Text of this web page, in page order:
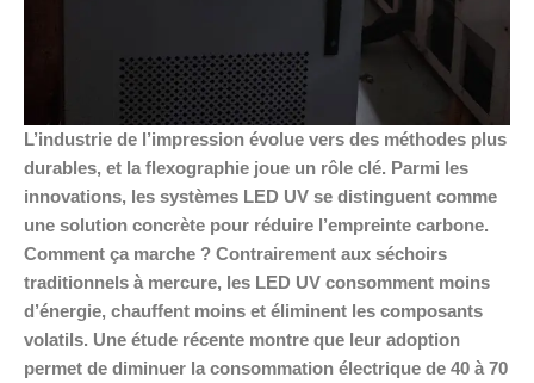
L’industrie de l’impression évolue vers des méthodes plus
durables, et la flexographie joue un rôle clé. Parmi les
innovations, les systèmes LED UV se distinguent comme
une solution concrète pour réduire l’empreinte carbone.
Comment ça marche ? Contrairement aux séchoirs
traditionnels à mercure, les LED UV consomment moins
d’énergie, chauffent moins et éliminent les composants
volatils. Une étude récente montre que leur adoption
permet de diminuer la consommation électrique de 40 à 70